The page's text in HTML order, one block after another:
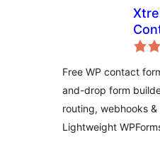
Free WP contact
and-drop form
routing, webhooks &
Lightweight